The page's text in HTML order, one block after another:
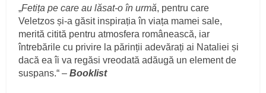
„Fetița pe care au lăsat-o în urmă, pentru care
Veletzos și-a găsit inspirația în viața mamei sale,
merită citită pentru atmosfera românească, iar
întrebările cu privire la părinții adevărați ai Nataliei și
dacă ea îi va regăsi vreodată adăugă un element de
suspans.“ –Booklist